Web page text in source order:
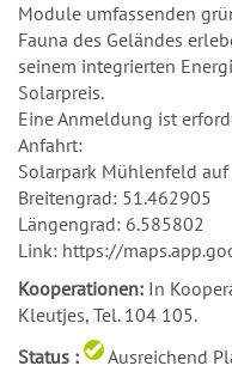
Module umfassenden
Fauna des Geländes
seinem integrierten
Solarpreis.
Eine Anmeldung ist
Anfahrt:
Solarpark Mühlenfeld auf
Breitengrad: 51.462905
Längengrad: 6.585802
Link: https://
Kooperationen: In
Kleutjes, Tel. 104 105.
Status :
Ausreichend